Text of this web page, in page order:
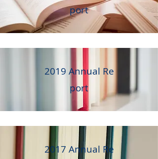
port
2019 Annual Re
port
2017 Annual Re